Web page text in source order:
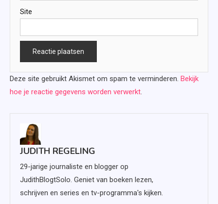
Site
Deze site gebruikt Akismet om spam te verminderen. Bekijk
hoe je reactie gegevens worden verwerkt.
JUDITH REGELING
29-jarige journaliste en blogger op
JudithBlogtSolo. Geniet van boeken lezen,
schrijven en series en tv-programma's kijken.